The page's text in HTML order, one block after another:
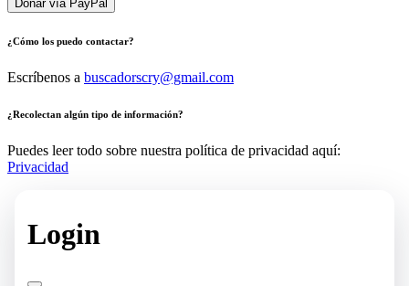
Donar vía PayPal
¿Cómo los puedo contactar?
Escríbenos a buscadorscry@gmail.com
¿Recolectan algún tipo de información?
Puedes leer todo sobre nuestra política de privacidad aquí:
Privacidad
Login